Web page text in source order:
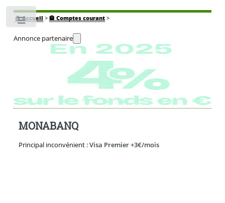
🏠Accueil > 🏦 Comptes courant>
Annonce partenaire
MONABANQ
Principal inconvénient :Visa Premier +3€/mois
Toggle